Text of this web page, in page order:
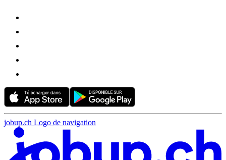
jobup.ch Logo de navigation